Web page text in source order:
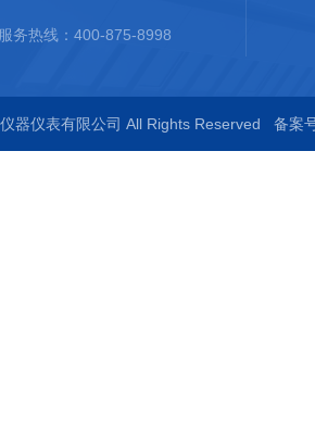
务热线：400-875-8998
器仪表有限公司 All Rights Reserved 备案